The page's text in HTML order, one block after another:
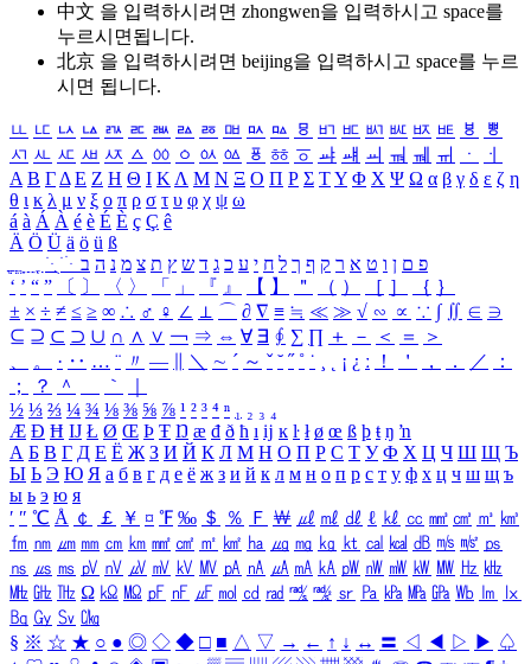
中文 을 입력하시려면 zhongwen을 입력하시고 space를
누르시면됩니다.
北京 을 입력하시려면 beijing을 입력하시고 space를 누르
시면 됩니다.
ㅥ ㅦ ㅧ ㅨ ㅩ ㅪ ㅫ ㅬ ㅭ ㅮ ㅯ ㅰ ㅱ ㅲ ㅳ ㅴ ㅵ ㅶ ㅷ ㅸ
ㅹ
ㅺ ㅻ ㅼ ㅽ ㅾ ㅿ ㆀ ㆁ ㆂ ㆃ ㆄ ㆅ ㆆ ㆇ ㆈ ㆉ ㆊ ㆋ ㆌ ㆍ
ㆎ
Α Β ΓΔ Ε Ζ Η Θ Ι ΚΛ Μ Ν Ξ Ο Π Ρ Σ ΤΥ Φ Χ Ψ Ω α β γ δ ε ζ η
θ ι κ λ μ ν ξ ο π ρ σ τ υ φ χ ψ ω
á à Á À é è É È ç Ç ê
Ä Ö Ü ä ö ü ß
ִֶֹ ֻּ ׁׂ פ ם ן ו ט א ר ק ף ך ל ח י ע כ ג ד ש ץ ת צ מ נ ה ב
‘ ’ “ ” 〔 〕 〈 〉 「 」 『 』 【 】 ＂ （ ） ［ ］ ｛ ｝
± × ÷ ≠ ≤ ≥ ∞ ∴ ♂ ♀ ∠ ⊥ ⌒ ∂ ∇ ≡ ≒ ≪ ≫ √ ∽ ∝ ∵ ∫ ∬ ∈ ∋
⊆ ⊇ ⊂ ⊃ ∪ ∩ ∧ ∨ ￢ ⇒ ⇔ ∀ ∃ ∮ ∑ ∏ ＋ － ＜ ＝
＞
、
。 · ‥ … ¨ 〃 ― ＼ ∼ ´ ～ ˇ ˘ ˝ ˚ ˙ ¸ ¡ ¿ ː ！ ＇ ， ． ／
：
；
？ ＾ ｀
½ ⅓ ⅔ ¼ ¾ ⅛ ⅜ ⅝ ⅞ ¹ ² ³ ⁴ ⁿ ₁ ₂ ₃ ₄
Æ Ð Ħ Ĳ Ł Ø Œ Þ Ŧ Ŋ æ đ ð ħ ı ĳ ĸ ŀ ł ø œ ß þ ŧ ŋ ŉ
А Б В Г Д Е Ё Ж З И Й К Л М Н О П Р С Т У Ф Х Ц Ч Ш Щ Ъ
Ы Ь Э Ю Я а б в г д е ё ж з и й к л м н о п р с т у ф х ц ч ш щ ъ
ы ь э ю я
′ ″ ℃ Å ￠ ￡ ￥ ¤ ℉ ‰ ＄ ％ Ｆ ￦ ㎕ ㎖ ㎗ ℓ ㎘ ㏄ ㎣ ㎤ ㎥ ㎦
㎙ ㎚ ㎛ ㎜ ㎝ ㎞ ㎟ ㎠ ㎡ ㎢ ㏊ ㎍ ㎎ ㎏ ㏏ ㎈ ㎉ ㏈ ㎧ ㎨ ㎰
㎱ ㎲ ㎳ ㎴ ㎵ ㎶ ㎷ ㎸ ㎹ ㎀ ㎁ ㎂ ㎃ ㎄ ㎺ ㎻ ㎽ ㎾ ㎿ ㎐ ㎑
㎒ ㎓ ㎔ Ω ㏀ ㏁ ㎊ ㎋ ㎌ ㏖ ㏅ ㎭ ㎮ ㎯ ㏛ ㎩ ㎪ ㎫ ㎬ ㏝ ㏐
㏓
㏃ ㏉ ㏜ ㏆
§ ※ ☆ ★ ○ ● ◎ ◇ ◆ □ ■ △ ▽ → ← ↑ ↓ ↔ 〓 ◁ ◀ ▷ ▶ ♤